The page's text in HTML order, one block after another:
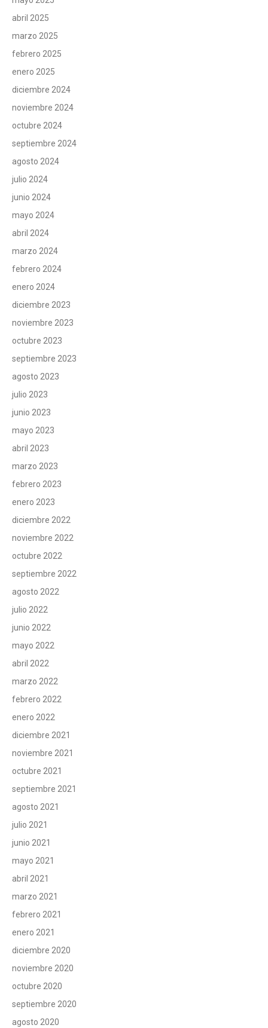
abril 2025
marzo 2025
febrero 2025
enero 2025
diciembre 2024
noviembre 2024
octubre 2024
septiembre 2024
agosto 2024
julio 2024
junio 2024
mayo 2024
abril 2024
marzo 2024
febrero 2024
enero 2024
diciembre 2023
noviembre 2023
octubre 2023
septiembre 2023
agosto 2023
julio 2023
junio 2023
mayo 2023
abril 2023
marzo 2023
febrero 2023
enero 2023
diciembre 2022
noviembre 2022
octubre 2022
septiembre 2022
agosto 2022
julio 2022
junio 2022
mayo 2022
abril 2022
marzo 2022
febrero 2022
enero 2022
diciembre 2021
noviembre 2021
octubre 2021
septiembre 2021
agosto 2021
julio 2021
junio 2021
mayo 2021
abril 2021
marzo 2021
febrero 2021
enero 2021
diciembre 2020
noviembre 2020
octubre 2020
septiembre 2020
agosto 2020